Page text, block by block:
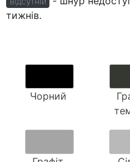
тижнів.
Чорний